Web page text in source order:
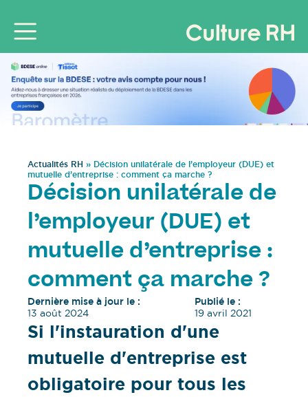
Actualités RH » Décision unilatérale de l’employeur (DUE) et
mutuelle d’entreprise : comment ça marche ?
Décision unilatérale de
l’employeur (DUE) et
mutuelle d’entreprise :
comment ça marche ?
Dernière mise à jour le :
13 août 2024
Publié le :
19 avril 2021
Si l'instauration d'une
mutuelle d'entreprise est
obligatoire pour tous les